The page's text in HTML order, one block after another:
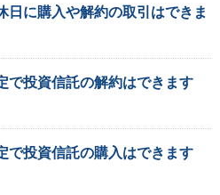
日に購入や解約の取引はできま
で投資信託の解約はできます
で投資信託の購入はできます